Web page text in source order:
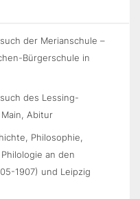
der Merianschule –
Bürgerschule in
des Lessing-
Abitur
Philosophie,
an den
1907) und Leipzig